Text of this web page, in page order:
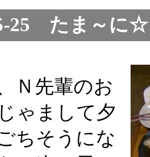
25 たま～に
Ｎ先輩のお
ゃまして夕
ちそうにな